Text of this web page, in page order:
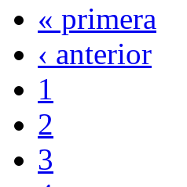
« primera
‹ anterior
1
2
3